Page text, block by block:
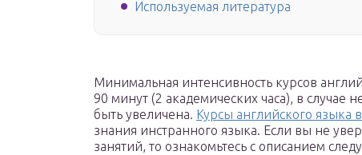
Используемая литература
Минимальная интенсивность курсов
90 минут (2 академических часа), в случае
быть увеличена. Курсы английского языка
знания инстранного языка. Если вы не
занятий, то ознакомьтесь с описанием